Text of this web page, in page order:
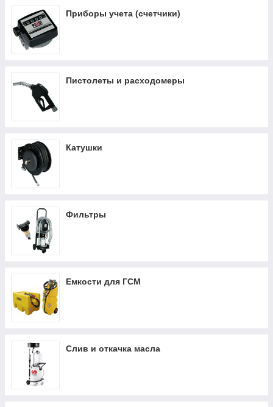
Приборы учета (счетчики)
Пистолеты и расходомеры
Катушки
Фильтры
Емкости для ГСМ
Слив и откачка масла